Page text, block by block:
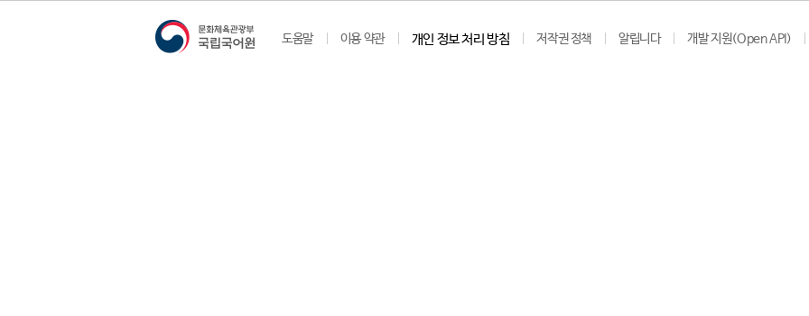
도움말 이용 약관 개인 정보 처리 방침 저작권 정책 알립니다 개발 지원(Open API)